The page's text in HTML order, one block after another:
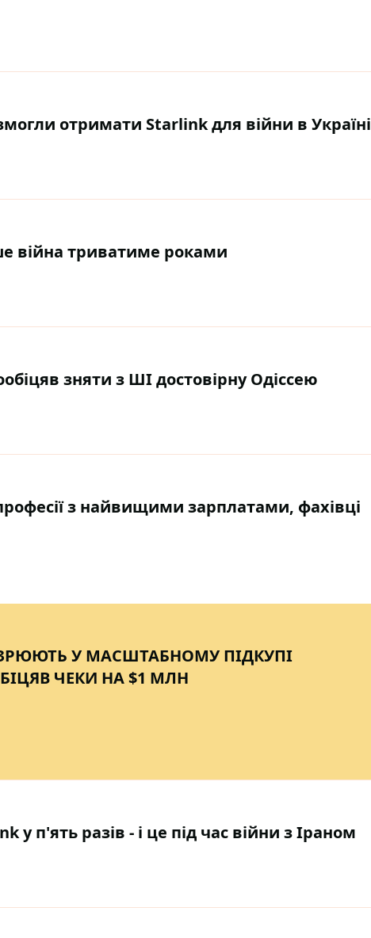
отримати Starlink для війни в Україні
війна триватиме роками
зняти з ШІ достовірну Одіссею
з найвищими зарплатами, фахівці
У МАСШТАБНОМУ ПІДКУПІ
ЧЕКИ НА $1 МЛН
п'ять разів - і це під час війни з Іраном